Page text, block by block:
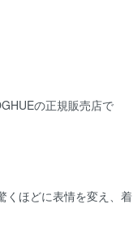
の正規販売店で
くほどに表情を変え、着